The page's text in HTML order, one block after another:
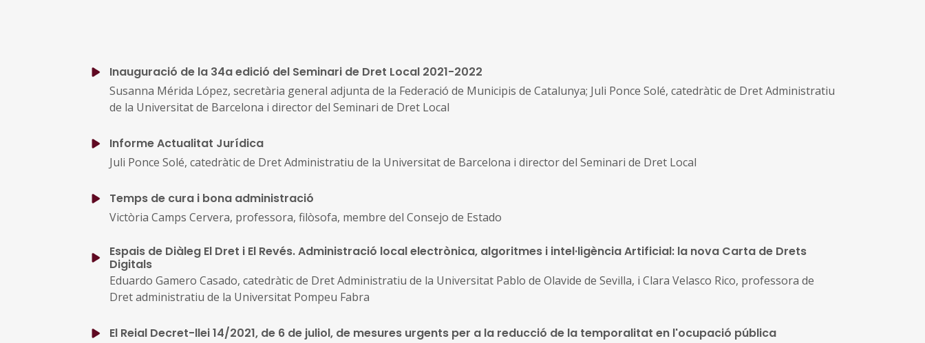
Inauguració de la 34a edició del Seminari de Dret Local 2021-2022
Susanna Mérida López, secretària general adjunta de la Federació de Municipis de Catalunya; Juli Ponce Solé, catedràtic de Dret Administratiu
de la Universitat de Barcelona i director del Seminari de Dret Local
Informe Actualitat Jurídica
Juli Ponce Solé, catedràtic de Dret Administratiu de la Universitat de Barcelona i director del Seminari de Dret Local
Temps de cura i bona administració
Victòria Camps Cervera, professora, filòsofa, membre del Consejo de Estado
Espais de Diàleg El Dret i El Revés. Administració local electrònica, algoritmes i intel·ligència Artificial: la nova Carta de Drets
Digitals
Eduardo Gamero Casado, catedràtic de Dret Administratiu de la Universitat Pablo de Olavide de Sevilla, i Clara Velasco Rico, professora de
Dret administratiu de la Universitat Pompeu Fabra
El Reial Decret-llei 14/2021, de 6 de juliol, de mesures urgents per a la reducció de la temporalitat en l'ocupació pública